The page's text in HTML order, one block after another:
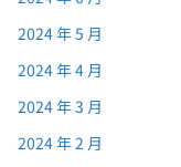
2024 年 5 月
2024 年 4 月
2024 年 3 月
2024 年 2 月